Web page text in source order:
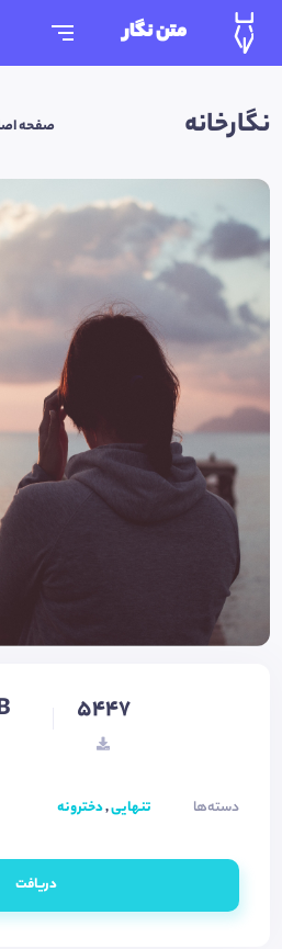
متن نگار
نگارخانه صفحه
5447
دسته‌ها تنهایی,دخترونه
دریافت